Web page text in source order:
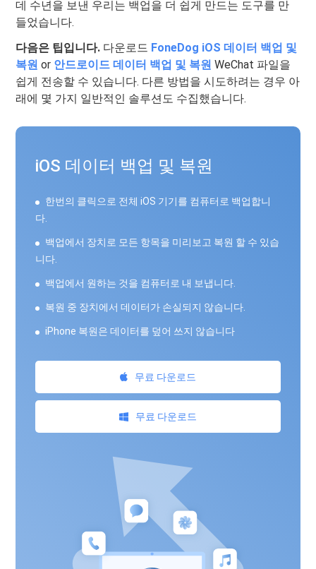
데 수년을 보낸 우리는 백업을 더 쉽게 만드는 도구를 만
들었습니다.
다음은 팁입니다. 다운로드 FoneDog iOS 데이터 백업 및
복원 or 안드로이드 데이터 백업 및 복원 WeChat 파일을
쉽게 전송할 수 있습니다. 다른 방법을 시도하려는 경우 아
래에 몇 가지 일반적인 솔루션도 수집했습니다.
iOS 데이터 백업 및 복원
한번의 클릭으로 전체 iOS 기기를 컴퓨터로 백업합니
다.
백업에서 장치로 모든 항목을 미리보고 복원 할 수 있습
니다.
백업에서 원하는 것을 컴퓨터로 내 보냅니다.
복원 중 장치에서 데이터가 손실되지 않습니다.
iPhone 복원은 데이터를 덮어 쓰지 않습니다
무료 다운로드
무료 다운로드